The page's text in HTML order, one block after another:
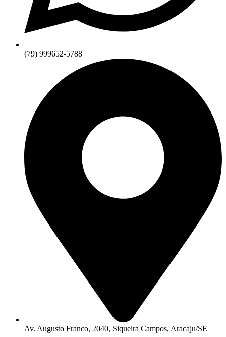
(79) 999652-5788
Av. Augusto Franco, 2040, Siqueira Campos, Aracaju/SE